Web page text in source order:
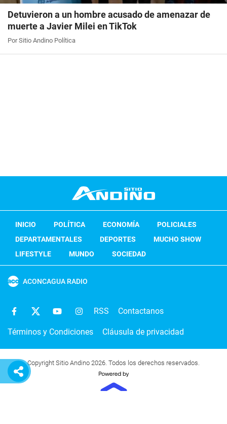
Detuvieron a un hombre acusado de amenazar de
muerte a Javier Milei en TikTok
Por Sitio Andino Política
INICIO POLÍTICA ECONOMÍA
POLICIALES
DEPARTAMENTALES
DEPORTES
MUCHO SHOW
LIFESTYLE
MUNDO SOCIEDAD
ACONCAGUA RADIO
RSS Contactanos
Términos y Condiciones Cláusula de privacidad
Copyright Sitio Andino 2026. Todos los derechos reservados.